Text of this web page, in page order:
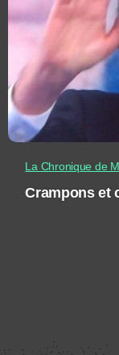
La Chronique de
Crampons et